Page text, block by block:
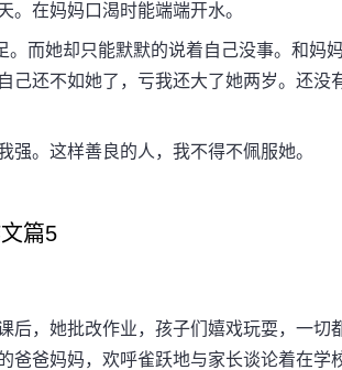
在妈妈口渴时能端端开水。
而她却只能默默的说着自己没事。和妈妈
己还不如她了，亏我还大了她两岁。还没
。这样善良的人，我不得不佩服她。
篇5
，她批改作业，孩子们嬉戏玩耍，一切
爸爸妈妈，欢呼雀跃地与家长谈论着在学